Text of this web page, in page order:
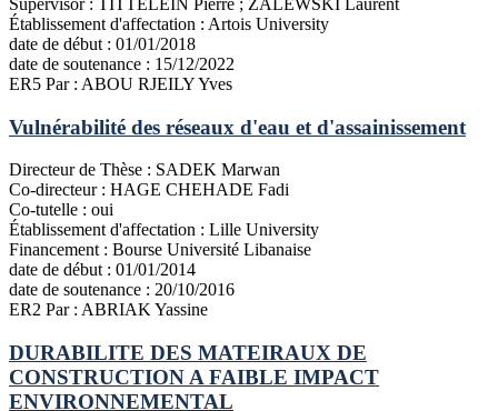
Supervisor : TITTELEIN Pierre ; ZALEWSKI Laurent
Établissement d'affectation : Artois University
date de début : 01/01/2018
date de soutenance : 15/12/2022
ER5 Par : ABOU RJEILY Yves
Vulnérabilité des réseaux d'eau et d'assainissement
Directeur de Thèse : SADEK Marwan
Co-directeur : HAGE CHEHADE Fadi
Co-tutelle : oui
Établissement d'affectation : Lille University
Financement : Bourse Université Libanaise
date de début : 01/01/2014
date de soutenance : 20/10/2016
ER2 Par : ABRIAK Yassine
DURABILITE DES MATEIRAUX DE
CONSTRUCTION A FAIBLE IMPACT
ENVIRONNEMENTAL